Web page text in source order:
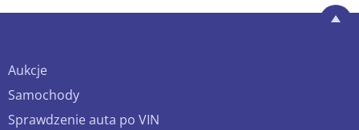
Aukcje
Samochody
Sprawdzenie auta po VIN